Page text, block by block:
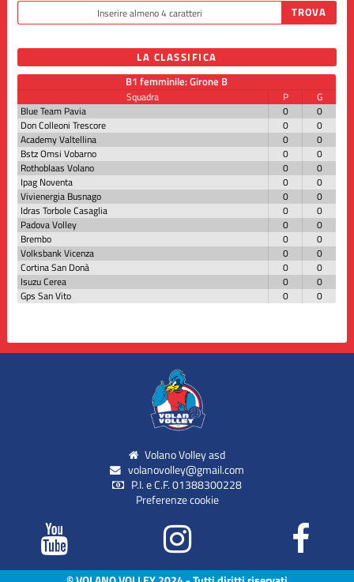
LA CLASSIFICA
B1 femminile: Girone B
Squadra P
G
Blue Team Pavia
0
0
Don Colleoni Trescore
0
0
Academy Valtellina
0
0
Bstz Omsi Vobarno
0
0
Rothoblaas Volano
0
0
Ipag Noventa
0
0
Vivienergia Busnago
0
0
Idras Torbole Casaglia
0
0
Padova Volley
0
0
Brembo
0
0
Volksbank Vicenza
0
0
Cortina San Donà
0
0
Isuzu Cerea
0
0
Gps San Vito
0 0
Volano Volley asd
volanovolley@gmail.com
P.I. e C.F. 01388300228
Preferenze cookie